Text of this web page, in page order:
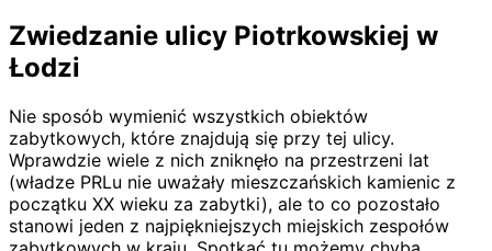
Zwiedzanie ulicy Piotrkowskiej w
Łodzi
Nie sposób wymienić wszystkich obiektów
zabytkowych, które znajdują się przy tej ulicy.
Wprawdzie wiele z nich zniknęło na przestrzeni lat
(władze PRLu nie uważały mieszczańskich kamienic z
początku XX wieku za zabytki), ale to co pozostało
stanowi jeden z najpiękniejszych miejskich zespołów